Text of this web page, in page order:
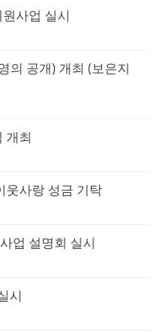
사업 실시
의 공개) 개최 (보은지
개최
웃사랑 성금 기탁
업 설명회 실시
시